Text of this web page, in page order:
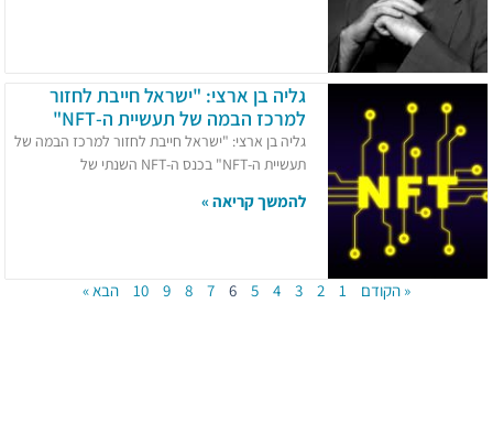
גליה בן ארצי: "ישראל חייבת לחזור
למרכז הבמה של תעשיית ה-NFT"
גליה בן ארצי: "ישראל חייבת לחזור למרכז הבמה של
תעשיית ה-NFT" בכנס ה-NFT השנתי של
להמשך קריאה »
« הקודם 1
2
3
4
5
6
7
8
9
10 הבא »